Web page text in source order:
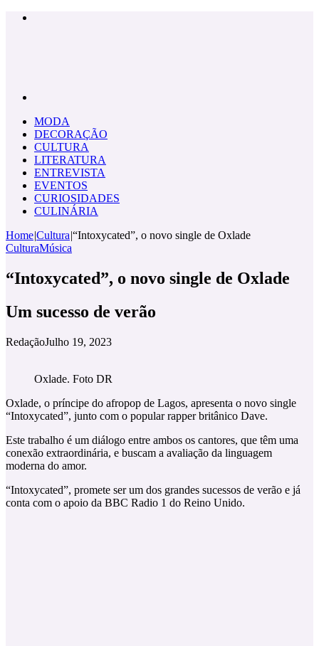
MODA
DECORAÇÃO
CULTURA
LITERATURA
ENTREVISTA
EVENTOS
CURIOSIDADES
CULINÁRIA
Home|Cultura|“Intoxycated”, o novo single de Oxlade
CulturaMúsica
“Intoxycated”, o novo single de Oxlade
Um sucesso de verão
RedaçãoJulho 19, 2023
Oxlade. Foto DR
Oxlade, o príncipe do afropop de Lagos, apresenta o novo single
“Intoxycated”, junto com o popular rapper britânico Dave.
Este trabalho é um diálogo entre ambos os cantores, que têm uma
conexão extraordinária, e buscam a avaliação da linguagem
moderna do amor.
“Intoxycated”, promete ser um dos grandes sucessos de verão e já
conta com o apoio da BBC Radio 1 do Reino Unido.